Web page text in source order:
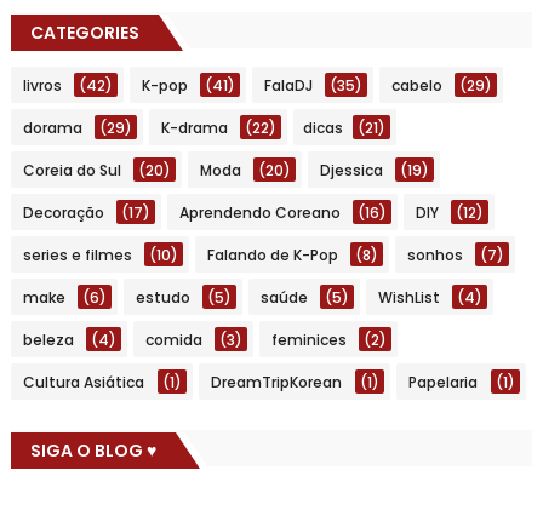
CATEGORIES
livros (42) K-pop (41) FalaDJ (35) cabelo (29)
dorama (29) K-drama (22) dicas (21)
Coreia do Sul (20) Moda (20) Djessica (19)
Decoração (17) Aprendendo Coreano (16) DIY (12)
series e filmes (10) Falando de K-Pop (8) sonhos (7)
make (6) estudo (5) saúde (5) WishList (4)
beleza (4) comida (3) feminices (2)
Cultura Asiática (1) DreamTripKorean (1) Papelaria (1)
SIGA O BLOG ♥